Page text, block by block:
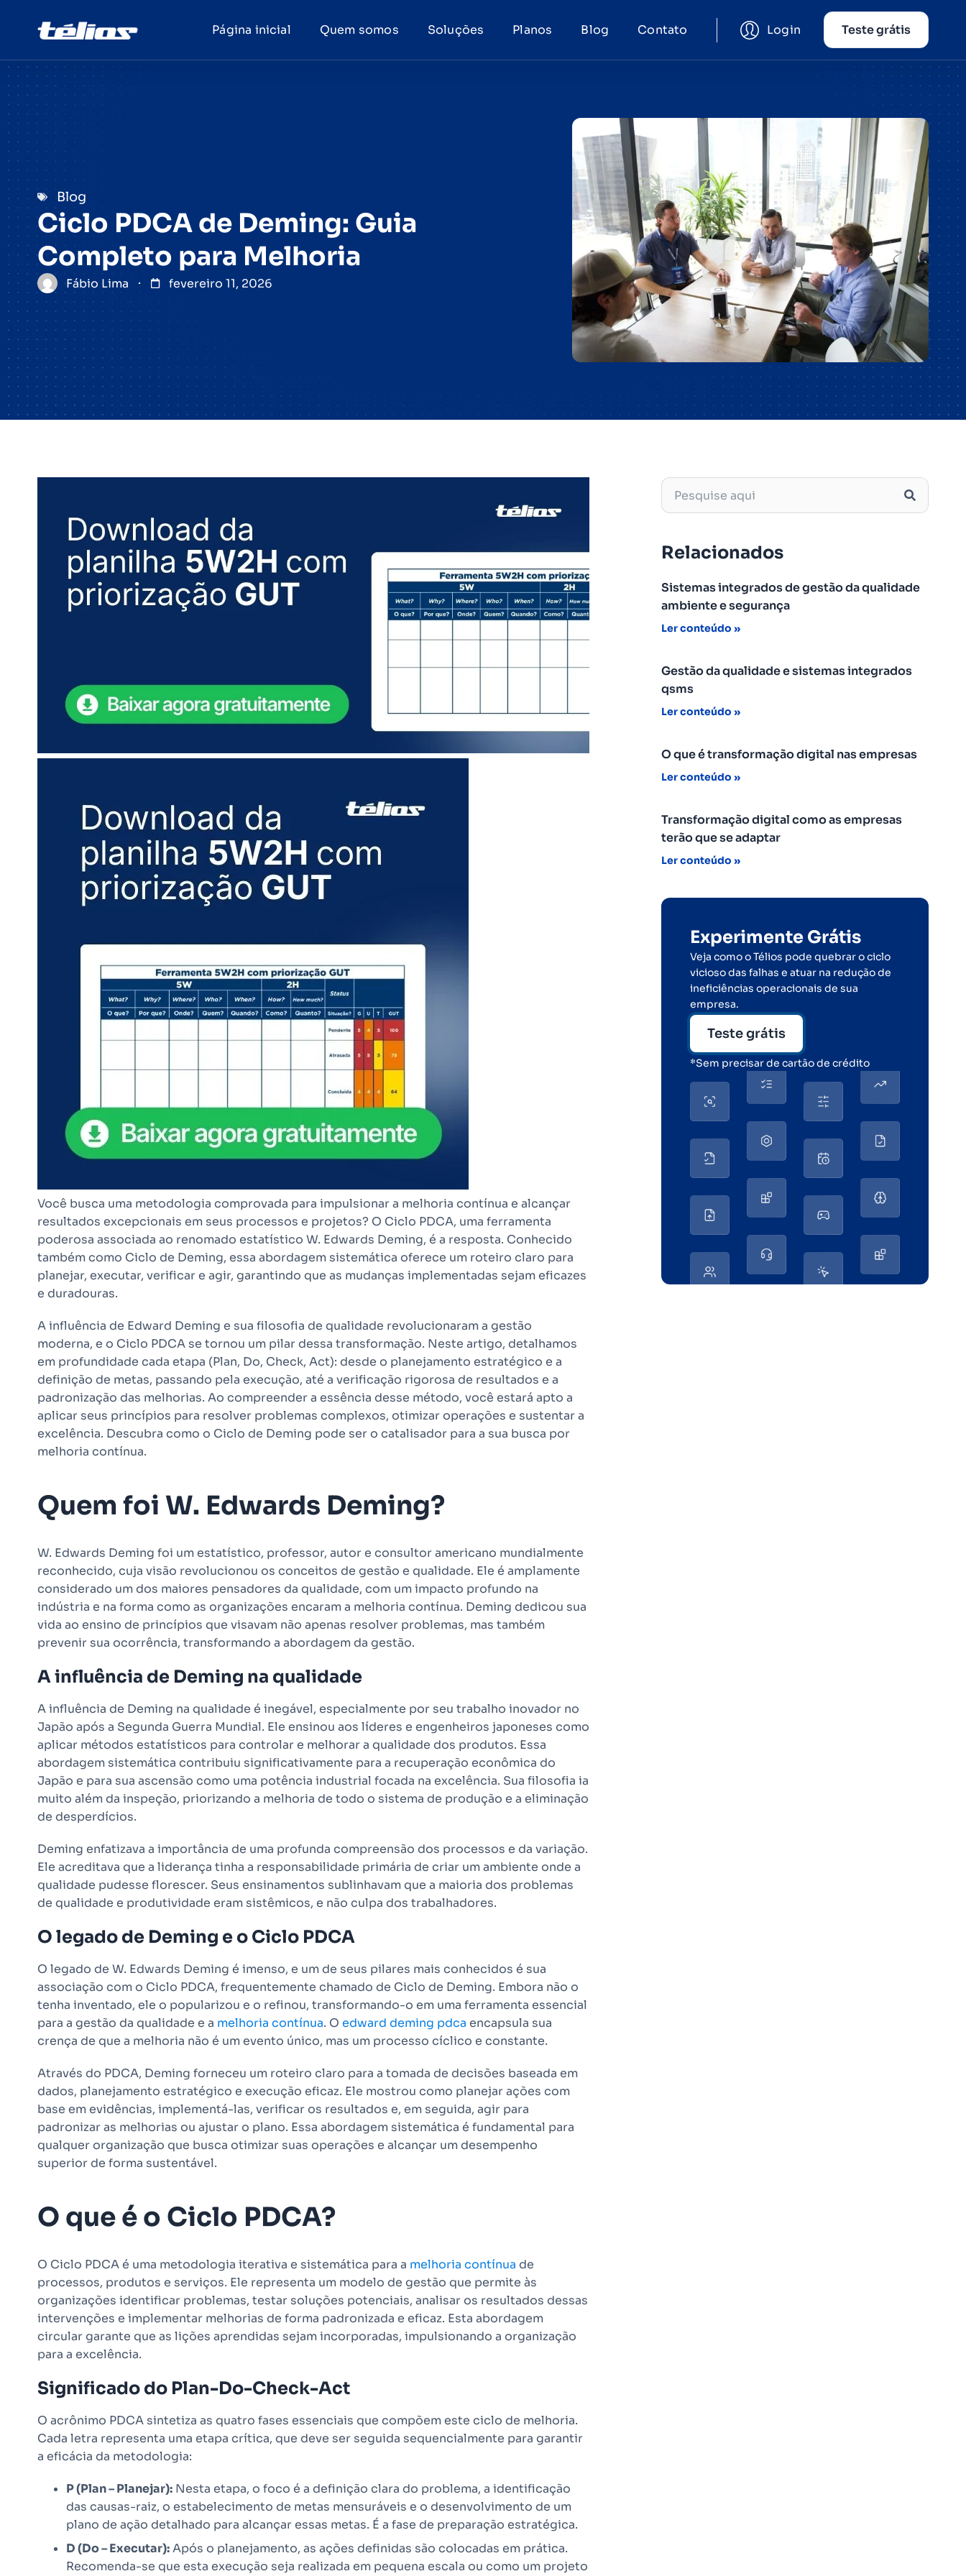
Página inicial Quem somos Soluções Planos Blog Contato Login Teste grátis
Blog
Ciclo PDCA de Deming: Guia
Completo para Melhoria
Fábio Lima fevereiro 11, 2026
Você busca uma metodologia comprovada para impulsionar a melhoria contínua e alcançar
resultados excepcionais em seus processos e projetos? O Ciclo PDCA, uma ferramenta
poderosa associada ao renomado estatístico W. Edwards Deming, é a resposta. Conhecido
também como Ciclo de Deming, essa abordagem sistemática oferece um roteiro claro para
planejar, executar, verificar e agir, garantindo que as mudanças implementadas sejam eficazes
e duradouras.
A influência de Edward Deming e sua filosofia de qualidade revolucionaram a gestão
moderna, e o Ciclo PDCA se tornou um pilar dessa transformação. Neste artigo, detalhamos
em profundidade cada etapa (Plan, Do, Check, Act): desde o planejamento estratégico e a
definição de metas, passando pela execução, até a verificação rigorosa de resultados e a
padronização das melhorias. Ao compreender a essência desse método, você estará apto a
aplicar seus princípios para resolver problemas complexos, otimizar operações e sustentar a
excelência. Descubra como o Ciclo de Deming pode ser o catalisador para a sua busca por
melhoria contínua.
Quem foi W. Edwards Deming?
W. Edwards Deming foi um estatístico, professor, autor e consultor americano mundialmente
reconhecido, cuja visão revolucionou os conceitos de gestão e qualidade. Ele é amplamente
considerado um dos maiores pensadores da qualidade, com um impacto profundo na
indústria e na forma como as organizações encaram a melhoria contínua. Deming dedicou sua
vida ao ensino de princípios que visavam não apenas resolver problemas, mas também
prevenir sua ocorrência, transformando a abordagem da gestão.
A influência de Deming na qualidade
A influência de Deming na qualidade é inegável, especialmente por seu trabalho inovador no
Japão após a Segunda Guerra Mundial. Ele ensinou aos líderes e engenheiros japoneses como
aplicar métodos estatísticos para controlar e melhorar a qualidade dos produtos. Essa
abordagem sistemática contribuiu significativamente para a recuperação econômica do
Japão e para sua ascensão como uma potência industrial focada na excelência. Sua filosofia ia
muito além da inspeção, priorizando a melhoria de todo o sistema de produção e a eliminação
de desperdícios.
Deming enfatizava a importância de uma profunda compreensão dos processos e da variação.
Ele acreditava que a liderança tinha a responsabilidade primária de criar um ambiente onde a
qualidade pudesse florescer. Seus ensinamentos sublinhavam que a maioria dos problemas
de qualidade e produtividade eram sistêmicos, e não culpa dos trabalhadores.
O legado de Deming e o Ciclo PDCA
O legado de W. Edwards Deming é imenso, e um de seus pilares mais conhecidos é sua
associação com o Ciclo PDCA, frequentemente chamado de Ciclo de Deming. Embora não o
tenha inventado, ele o popularizou e o refinou, transformando-o em uma ferramenta essencial
para a gestão da qualidade e a melhoria contínua. O edward deming pdca encapsula sua
crença de que a melhoria não é um evento único, mas um processo cíclico e constante.
Através do PDCA, Deming forneceu um roteiro claro para a tomada de decisões baseada em
dados, planejamento estratégico e execução eficaz. Ele mostrou como planejar ações com
base em evidências, implementá-las, verificar os resultados e, em seguida, agir para
padronizar as melhorias ou ajustar o plano. Essa abordagem sistemática é fundamental para
qualquer organização que busca otimizar suas operações e alcançar um desempenho
superior de forma sustentável.
O que é o Ciclo PDCA?
O Ciclo PDCA é uma metodologia iterativa e sistemática para a melhoria contínua de
processos, produtos e serviços. Ele representa um modelo de gestão que permite às
organizações identificar problemas, testar soluções potenciais, analisar os resultados dessas
intervenções e implementar melhorias de forma padronizada e eficaz. Esta abordagem
circular garante que as lições aprendidas sejam incorporadas, impulsionando a organização
para a excelência.
Significado do Plan-Do-Check-Act
O acrônimo PDCA sintetiza as quatro fases essenciais que compõem este ciclo de melhoria.
Cada letra representa uma etapa crítica, que deve ser seguida sequencialmente para garantir
a eficácia da metodologia:
P (Plan – Planejar): Nesta etapa, o foco é a definição clara do problema, a identificação
das causas-raiz, o estabelecimento de metas mensuráveis e o desenvolvimento de um
plano de ação detalhado para alcançar essas metas. É a fase de preparação estratégica.
D (Do – Executar):Após o planejamento, as ações definidas são colocadas em prática.
Recomenda-se que esta execução seja realizada em pequena escala ou como um projeto
Relacionados
Sistemas integrados de gestão da qualidade
ambiente e segurança
Ler conteúdo »
Gestão da qualidade e sistemas integrados
qsms
Ler conteúdo »
O que é transformação digital nas empresas
Ler conteúdo »
Transformação digital como as empresas
terão que se adaptar
Ler conteúdo »
Experimente Grátis
Veja como o Télios pode quebrar o ciclo
vicioso das falhas e atuar na redução de
ineficiências operacionais de sua
empresa.
Teste grátis
*Sem precisar de cartão de crédito